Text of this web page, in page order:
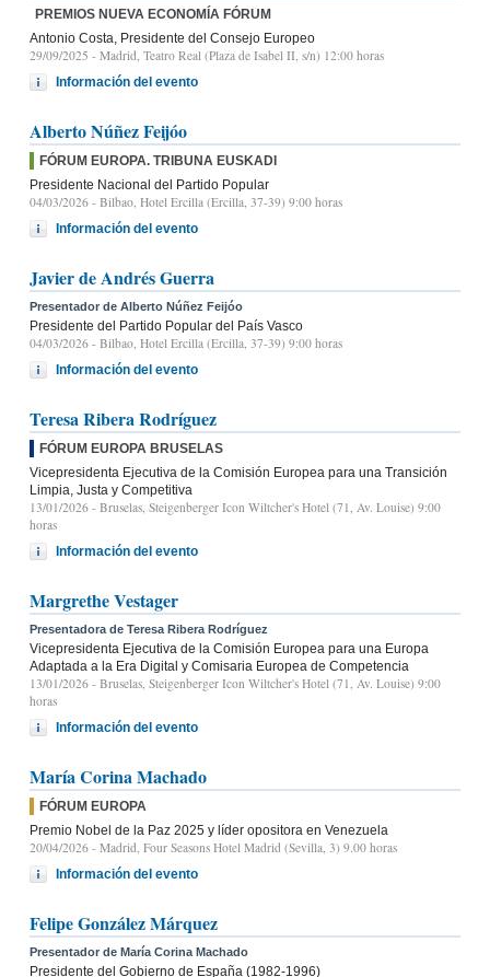
PREMIOS NUEVA ECONOMÍA FÓRUM
Antonio Costa, Presidente del Consejo Europeo
29/09/2025 - Madrid, Teatro Real (Plaza de Isabel II, s/n) 12:00 horas
Información del evento
Alberto Núñez Feijóo
FÓRUM EUROPA. TRIBUNA EUSKADI
Presidente Nacional del Partido Popular
04/03/2026 - Bilbao, Hotel Ercilla (Ercilla, 37-39) 9:00 horas
Información del evento
Javier de Andrés Guerra
Presentador de Alberto Núñez Feijóo
Presidente del Partido Popular del País Vasco
04/03/2026 - Bilbao, Hotel Ercilla (Ercilla, 37-39) 9:00 horas
Información del evento
Teresa Ribera Rodríguez
FÓRUM EUROPA BRUSELAS
Vicepresidenta Ejecutiva de la Comisión Europea para una Transición
Limpia, Justa y Competitiva
13/01/2026 - Bruselas, Steigenberger Icon Wiltcher's Hotel (71, Av. Louise) 9:00
horas
Información del evento
Margrethe Vestager
Presentadora de Teresa Ribera Rodríguez
Vicepresidenta Ejecutiva de la Comisión Europea para una Europa
Adaptada a la Era Digital y Comisaria Europea de Competencia
13/01/2026 - Bruselas, Steigenberger Icon Wiltcher's Hotel (71, Av. Louise) 9:00
horas
Información del evento
María Corina Machado
FÓRUM EUROPA
Premio Nobel de la Paz 2025 y líder opositora en Venezuela
20/04/2026 - Madrid, Four Seasons Hotel Madrid (Sevilla, 3) 9.00 horas
Información del evento
Felipe González Márquez
Presentador de María Corina Machado
Presidente del Gobierno de España (1982-1996)